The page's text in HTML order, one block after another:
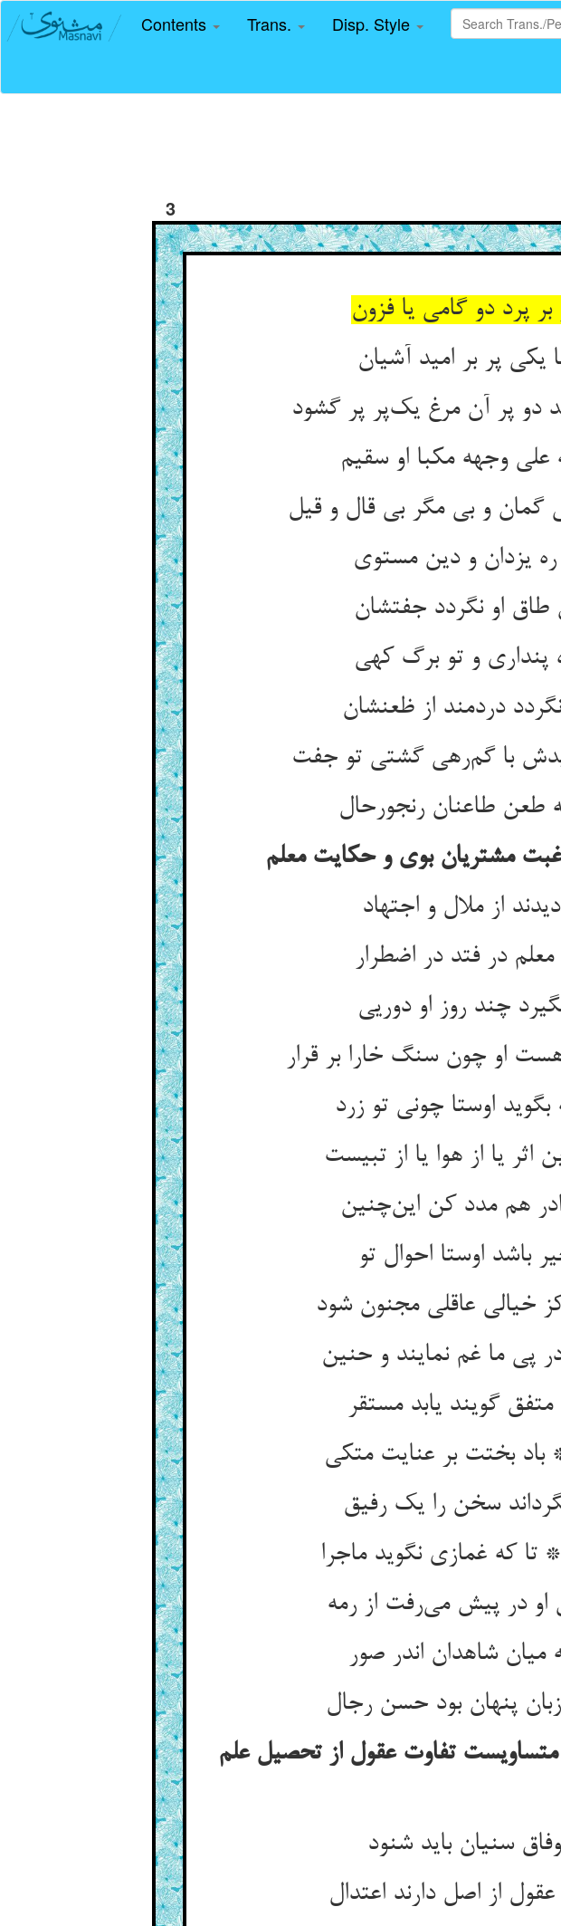
Contents Trans. Disp. Style
3
پرد دو گامی یا فزون
پر بر امید آشیان
پر آن مرغ یک‌پر پر گشود
وجهه مکبا او سقیم
گمان و بی مگر بی قال و قیل
یزدان و دین مستوی
طاق او نگردد جفتشان
پنداری و تو برگ کهی
دردمند از ظعنشان
با گم‌رهی گشتی تو جفت
طعن طاعنان رنجورحال
مشتریان بوی و حکایت معلم
از ملال و اجتهاد
در فتد در اضطرار
چند روز او دوریی
او چون سنگ خارا بر قرار
اوستا چونی تو زرد
یا از هوا یا از تبیست
هم مدد کن این‌چنین
اوستا احوال تو
خیالی عاقلی مجنون شود
ما غم نمایند و حنین
گویند یابد مستقر
بختت بر عنایت متکی
سخن را یک رفیق
تا که غمازی نگوید ماجرا
در پیش می‌رفت از رمه
شاهدان اندر صور
پنهان بود حسن رجال
تفاوت عقول از تحصیل علم
سنیان باید شنود
از اصل دارند اعتدال